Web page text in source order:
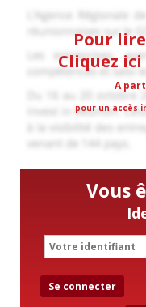
Pour
Cliquez
A
pour un accès
Vous
Se connecter